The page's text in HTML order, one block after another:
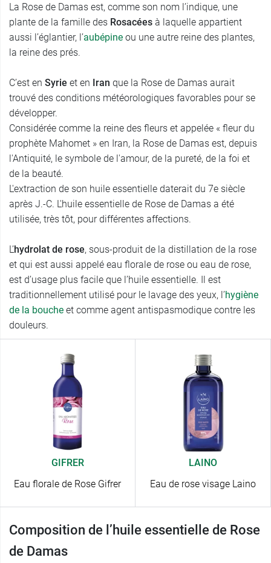
La Rose de Damas est, comme son nom l’indique, une
plante de la famille des Rosacées à laquelle appartient
aussi l’églantier, l’aubépine ou une autre reine des plantes,
la reine des prés.
C’est en Syrie et en Iran que la Rose de Damas aurait
trouvé des conditions météorologiques favorables pour se
développer.
Considérée comme la reine des fleurs et appelée « fleur du
prophète Mahomet » en Iran, la Rose de Damas est, depuis
l'Antiquité, le symbole de l'amour, de la pureté, de la foi et
de la beauté.
L'extraction de son huile essentielle daterait du 7e siècle
après J.-C. L'huile essentielle de Rose de Damas a été
utilisée, très tôt, pour différentes affections.
L’hydrolat de rose, sous-produit de la distillation de la rose
et qui est aussi appelé eau florale de rose ou eau de rose,
est d’usage plus facile que l’huile essentielle. Il est
traditionnellement utilisé pour le lavage des yeux, l’hygiène
de la bouche et comme agent antispasmodique contre les
douleurs.
GIFRER
Eau florale de Rose Gifrer
LAINO
Eau de rose visage Laino
Composition de l’huile essentielle de Rose
de Damas